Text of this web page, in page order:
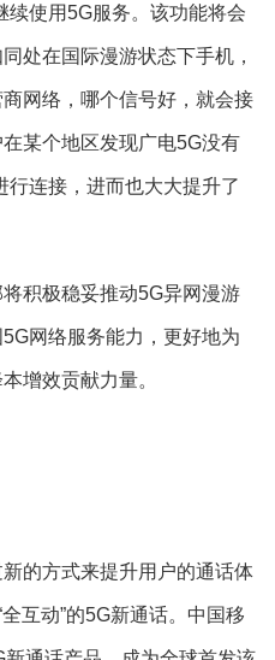
续使用5G服务。该功能将会
处在国际漫游状态下手机，
网络，哪个信号好，就会接
某个地区发现广电5G没有
行连接，进而也大大提升了
积极稳妥推动5G异网漫游
网络服务能力，更好地为
增效贡献力量。
的方式来提升用户的通话体
互动”的5G新通话。中国移